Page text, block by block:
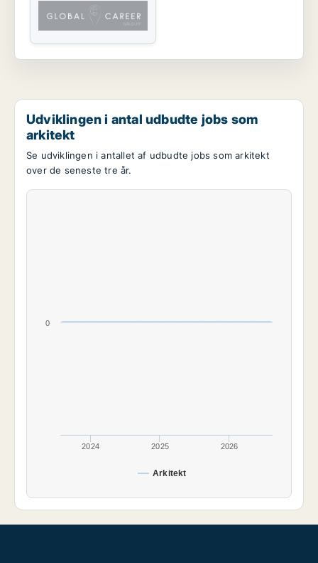
Udviklingen i antal udbudte jobs som
arkitekt
Se udviklingen i antallet af udbudte jobs som arkitekt
over de seneste tre år.
Arkitekt
2024 2025 2026
0